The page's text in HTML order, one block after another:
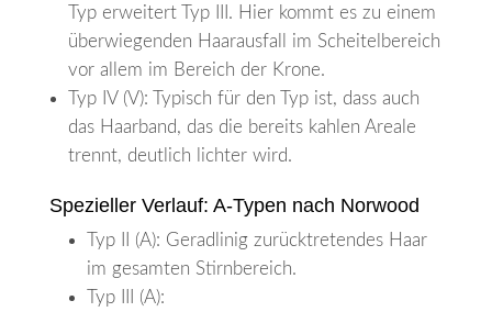
Typ erweitert Typ III. Hier kommt es zu einem
überwiegenden Haarausfall im Scheitelbereich
vor allem im Bereich der Krone.
Typ IV (V): Typisch für den Typ ist, dass auch
das Haarband, das die bereits kahlen Areale
trennt, deutlich lichter wird.
Spezieller Verlauf: A-Typen nach Norwood
Typ II (A): Geradlinig zurücktretendes Haar
im gesamten Stirnbereich.
Typ III (A):